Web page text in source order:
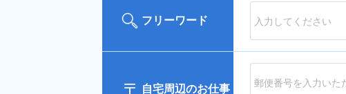
フリーワード
自宅周辺のお仕事